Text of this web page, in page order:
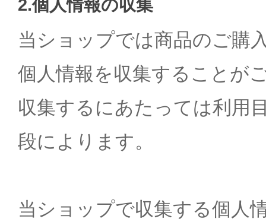
2.個人情報の収集
当ショップでは商品のご購
個人情報を収集することが
収集するにあたっては利用
段によります。
当ショップで収集する個人